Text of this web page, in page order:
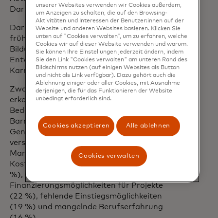
Darstellung (25 %).
Darüber hinaus glauben 76 %, dass der
frühzeitige Zugang zu künstlerischer
Bildung eine entscheidende Rolle bei der
Entwicklung von Fähigkeiten für eine
Karriere in der Kreativwirtschaft spielt
Zwar ist eine deutliche Dynamik zu
erkennen, doch bestehen weiterhin
Bedenken hinsichtlich der systemischen
Barrieren, mit denen die nächste
Generation konfrontiert sein wird:
verstärkter Wettbewerb und
Marktsättigung (31 %), steigende
Kosten für Bildung und Ausbildung (26
%), eingeschränkter Zugang zu
Finanzierungsmöglichkeiten für Projekte
(22 %), fehlende Einstiegsmöglichkeiten
(19 %) und mangelnde Berufserfahrung
unserer Websites verwenden wir Cookies außerdem,
um Anzeigen zu schalten, die auf den Browsing-
Aktivitäten und Interessen der Benutzer:innen auf der
Website und anderen Websites basieren. Klicken Sie
unten auf "Cookies verwalten", um zu erfahren, welche
Cookies wir auf dieser Website verwenden und warum.
Sie können Ihre Einstellungen jederzeit ändern, indem
Sie den Link "Cookies verwalten" am unteren Rand des
Bildschirms nutzen (auf einigen Websites als Button
und nicht als Link verfügbar). Dazu gehört auch die
Ablehnung einiger oder aller Cookies, mit Ausnahme
derjenigen, die für das Funktionieren der Website
unbedingt erforderlich sind.
Cookies akzeptieren Alle ablehnen
Cookies verwalten